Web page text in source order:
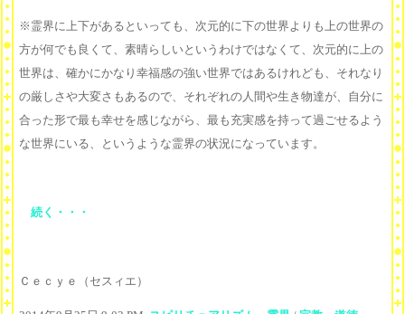
※霊界に上下があるといっても、次元的に下の世界よりも上の世界の
方が何でも良くて、素晴らしいというわけではなくて、次元的に上の
世界は、確かにかなり幸福感の強い世界ではあるけれども、それなり
の厳しさや大変さもあるので、それぞれの人間や生き物達が、自分に
合った形で最も幸せを感じながら、最も充実感を持って過ごせるよう
な世界にいる、というような霊界の状況になっています。
続く・・・
Ｃｅｃｙｅ（セスィエ）